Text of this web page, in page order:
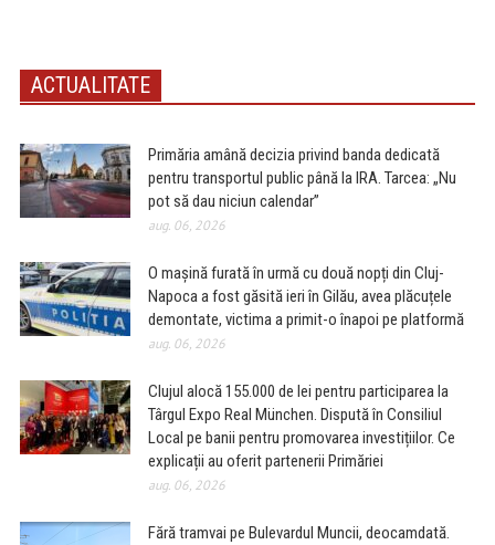
ACTUALITATE
Primăria amână decizia privind banda dedicată
pentru transportul public până la IRA. Tarcea: „Nu
pot să dau niciun calendar”
aug. 06, 2026
O mașină furată în urmă cu două nopți din Cluj-
Napoca a fost găsită ieri în Gilău, avea plăcuțele
demontate, victima a primit-o înapoi pe platformă
aug. 06, 2026
Clujul alocă 155.000 de lei pentru participarea la
Târgul Expo Real München. Dispută în Consiliul
Local pe banii pentru promovarea investițiilor. Ce
explicații au oferit partenerii Primăriei
aug. 06, 2026
Fără tramvai pe Bulevardul Muncii, deocamdată.